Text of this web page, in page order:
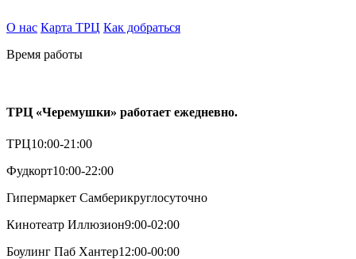
О нас Карта ТРЦ Как добраться
Время работы
ТРЦ «Черемушки» работает ежедневно.
ТРЦ10:00-21:00
Фудкорт10:00-22:00
Гипермаркет Самберикруглосуточно
Кинотеатр Иллюзион9:00-02:00
Боулинг Паб Хантер12:00-00:00